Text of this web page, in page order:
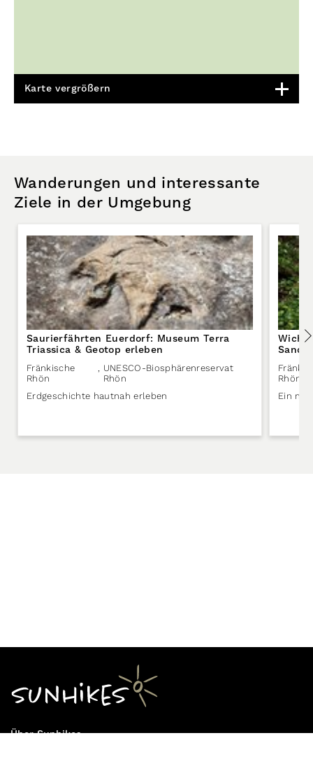
Karte vergrößern
Wanderungen und interessante
Ziele in der Umgebung
Saurierfährten Euerdorf: Museum Terra
Triassica & Geotop erleben
Fränkische
Rhön
, UNESCO-Biosphärenreservat
Rhön
Erdgeschichte hautnah erleben
Rhön
Ein
Über Sunhikes